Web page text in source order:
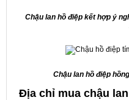
Chậu lan hồ điệp kết hợp ý
Chậu lan hồ điệp
Địa chỉ mua chậu